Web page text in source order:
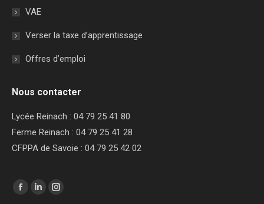
VAE
Verser la taxe d’apprentissage
Offres d’emploi
Nous contacter
Lycée Reinach : 04 79 25 41 80
Ferme Reinach : 04 79 25 41 28
CFPPA de Savoie : 04 79 25 42 02
Trouvez nous sur :
Facebook
LinkedInInstagram